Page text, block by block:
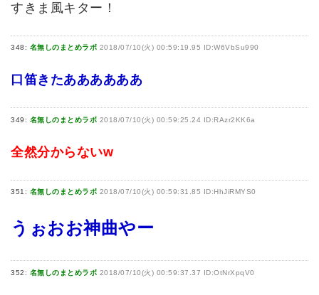
すきま風キター！
348: 名無しのまとめラボ 2018/07/10(火) 00:59:19.95 ID:W6VbSu990
口笛きたああああああ
349: 名無しのまとめラボ 2018/07/10(火) 00:59:25.24 ID:RAzr2KK6a
全然分からないw
351: 名無しのまとめラボ 2018/07/10(火) 00:59:31.85 ID:HhJiRMYS0
うぉおお神曲やー
352: 名無しのまとめラボ 2018/07/10(火) 00:59:37.37 ID:OtNrXpqV0